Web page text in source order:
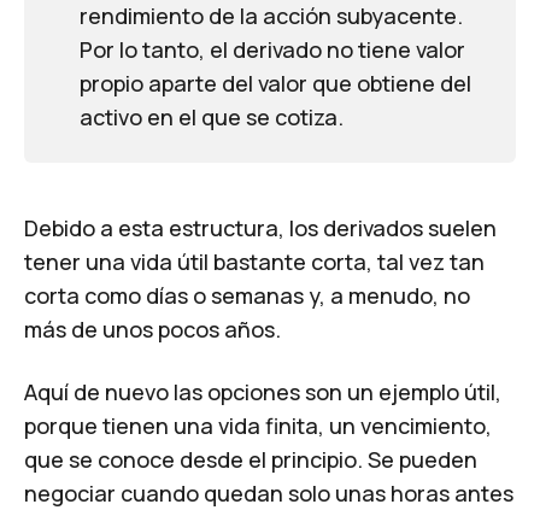
rendimiento de la acción subyacente.
Por lo tanto, el derivado no tiene valor
propio aparte del valor que obtiene del
activo en el que se cotiza.
Debido a esta estructura, los derivados suelen
tener una vida útil bastante corta, tal vez tan
corta como días o semanas y, a menudo, no
más de unos pocos años.
Aquí de nuevo las opciones son un ejemplo útil,
porque tienen una vida finita, un vencimiento,
que se conoce desde el principio. Se pueden
negociar cuando quedan solo unas horas antes